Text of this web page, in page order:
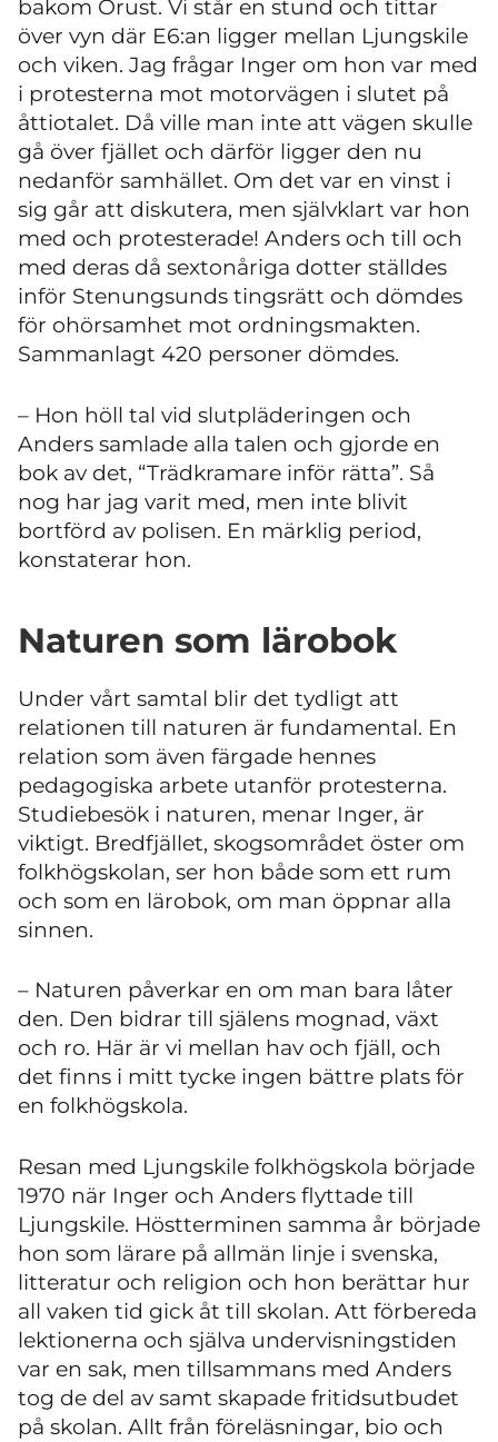
bakom Orust. Vi står en stund och tittar
över vyn där E6:an ligger mellan Ljungskile
och viken. Jag frågar Inger om hon var med
i protesterna mot motorvägen i slutet på
åttiotalet. Då ville man inte att vägen skulle
gå över fjället och därför ligger den nu
nedanför samhället. Om det var en vinst i
sig går att diskutera, men självklart var hon
med och protesterade! Anders och till och
med deras då sextonåriga dotter ställdes
inför Stenungsunds tingsrätt och dömdes
för ohörsamhet mot ordningsmakten.
Sammanlagt 420 personer dömdes.
– Hon höll tal vid slutpläderingen och
Anders samlade alla talen och gjorde en
bok av det, “Trädkramare inför rätta”. Så
nog har jag varit med, men inte blivit
bortförd av polisen. En märklig period,
konstaterar hon.
Naturen som lärobok
Under vårt samtal blir det tydligt att
relationen till naturen är fundamental. En
relation som även färgade hennes
pedagogiska arbete utanför protesterna.
Studiebesök i naturen, menar Inger, är
viktigt. Bredfjället, skogsområdet öster om
folkhögskolan, ser hon både som ett rum
och som en lärobok, om man öppnar alla
sinnen.
– Naturen påverkar en om man bara låter
den. Den bidrar till själens mognad, växt
och ro. Här är vi mellan hav och fjäll, och
det finns i mitt tycke ingen bättre plats för
en folkhögskola.
Resan med Ljungskile folkhögskola började
1970 när Inger och Anders flyttade till
Ljungskile. Höstterminen samma år började
hon som lärare på allmän linje i svenska,
litteratur och religion och hon berättar hur
all vaken tid gick åt till skolan. Att förbereda
lektionerna och själva undervisningstiden
var en sak, men tillsammans med Anders
tog de del av samt skapade fritidsutbudet
på skolan. Allt från föreläsningar, bio och